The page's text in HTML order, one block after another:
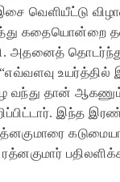
வெளியீட்டு
கதையொன்றை
அதனைத்
உயர்த்தில்
வந்து தான்
இந்த